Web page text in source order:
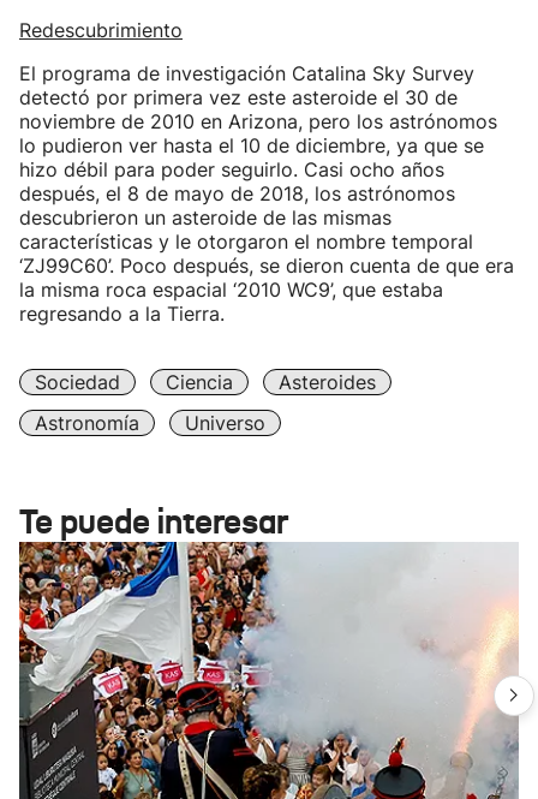
Redescubrimiento
El programa de investigación Catalina Sky Survey
detectó por primera vez este asteroide el 30 de
noviembre de 2010 en Arizona, pero los astrónomos
lo pudieron ver hasta el 10 de diciembre, ya que se
hizo débil para poder seguirlo. Casi ocho años
después, el 8 de mayo de 2018, los astrónomos
descubrieron un asteroide de las mismas
características y le otorgaron el nombre temporal
‘ZJ99C60’. Poco después, se dieron cuenta de que era
la misma roca espacial ‘2010 WC9’, que estaba
regresando a la Tierra.
Sociedad Ciencia
Asteroides
Astronomía
Universo
Te puede interesar